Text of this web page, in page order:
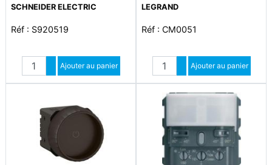
SCHNEIDER ELECTRIC
Réf : S920519
Quantité
Augmenter quantité
Diminuer quantité
Ajouter au panier
LEGRAND
Réf : CM0051
Quantité
Augmenter quantité
Diminuer quantité
Ajouter au panier